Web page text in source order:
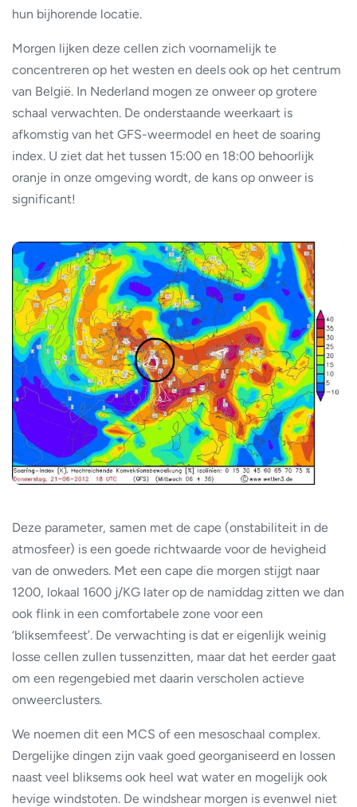
hun bijhorende locatie.
Morgen lijken deze cellen zich voornamelijk te
concentreren op het westen en deels ook op het centrum
van België. In Nederland mogen ze onweer op grotere
schaal verwachten. De onderstaande weerkaart is
afkomstig van het GFS-weermodel en heet de soaring
index. U ziet dat het tussen 15:00 en 18:00 behoorlijk
oranje in onze omgeving wordt, de kans op onweer is
significant!
Deze parameter, samen met de cape (onstabiliteit in de
atmosfeer) is een goede richtwaarde voor de hevigheid
van de onweders. Met een cape die morgen stijgt naar
1200, lokaal 1600 j/KG later op de namiddag zitten we dan
ook flink in een comfortabele zone voor een
‘bliksemfeest’. De verwachting is dat er eigenlijk weinig
losse cellen zullen tussenzitten, maar dat het eerder gaat
om een regengebied met daarin verscholen actieve
onweerclusters.
We noemen dit een MCS of een mesoschaal complex.
Dergelijke dingen zijn vaak goed georganiseerd en lossen
naast veel bliksems ook heel wat water en mogelijk ook
hevige windstoten. De windshear morgen is evenwel niet